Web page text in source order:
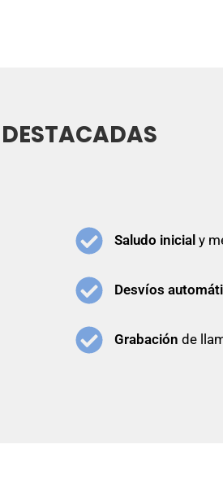
Saludo inicial y
Desvíos
Grabación de